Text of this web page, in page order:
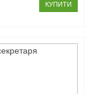
КУПИТИ